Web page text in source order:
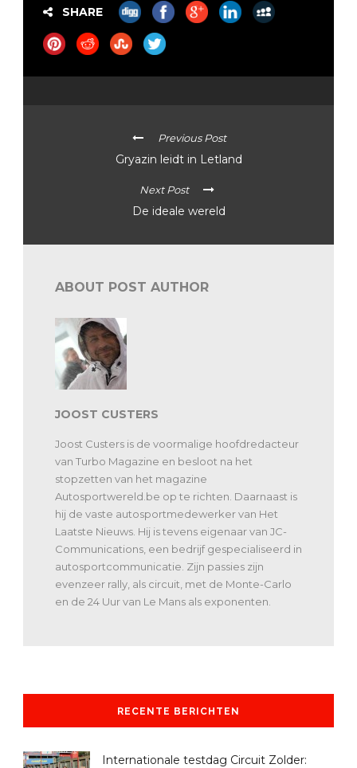
SHARE
Previous Post
Gryazin leidt in Letland
Next Post
De ideale wereld
ABOUT POST AUTHOR
JOOST CUSTERS
Joost Custers is de voormalige hoofdredacteur
van Turbo Magazine en besloot na het
stopzetten van het magazine
Autosportwereld.be op te richten. Daarnaast is
hij de vaste autosportmedewerker van Het
Laatste Nieuws. Hij is tevens eigenaar van JC-
Communications, een bedrijf gespecialiseerd in
autosportcommunicatie. Zijn passies zijn
evenzeer rally, als circuit, met de Monte-Carlo
en de 24 Uur van Le Mans als exponenten.
RECENTE BERICHTEN
Internationale testdag Circuit Zolder: